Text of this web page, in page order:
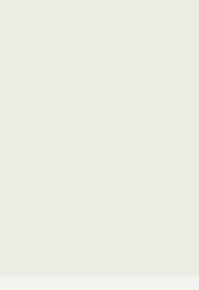
utomhus, eller i